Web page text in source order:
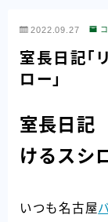
会議室
お問い合わせ
お問い合わ
アクセス
2022.09.27
室長日記「
ロー」
室長日記
けるスシ
いつも名古屋